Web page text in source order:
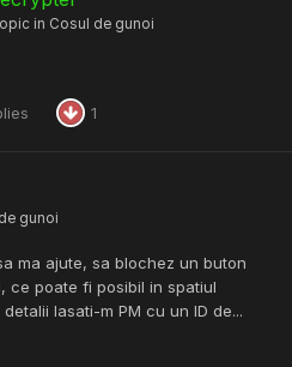
in Cosul de gunoi
1
gunoi
ma ajute, sa blochez un buton
ce poate fi posibil in spatiul
lasati-m PM cu un ID de...